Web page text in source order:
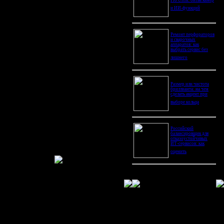
и ИИ-функций
Ремонт перфораторов
и сварочных
аппаратов: как
выбрать сервис без
лишнего
Размер или чистота
бриллианта: на чем
сделать акцент при
выборе кольца
Российский
балансировщик для
отказоустойчивых
ИТ-сервисов: как
оценить